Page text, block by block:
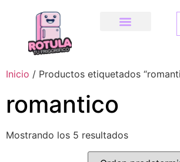
Inicio / Productos etiquetados
romantico
Mostrando los 5 resultados